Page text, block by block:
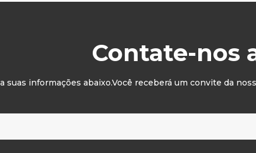
Contate-nos
suas informações abaixo.Você receberá um convite da